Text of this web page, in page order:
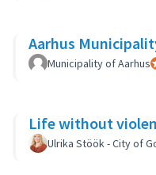
Aarhus
Municipality of Aarhus
Life without
Ulrika Stöök - City of